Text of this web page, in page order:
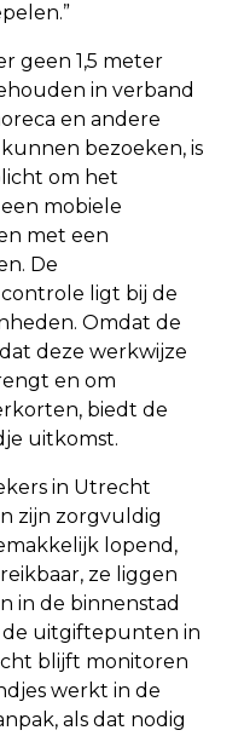
geen 1,5 meter
in verband
en andere
bezoeken, is
om het
mobiele
met een
De
ligt bij de
Omdat de
deze werkwijze
en om
biedt de
uitkomst.
in Utrecht
zijn zorgvuldig
lopend,
ze liggen
in de binnenstad
de uitgiftepunten in
blijft monitoren
werkt in de
als dat nodig